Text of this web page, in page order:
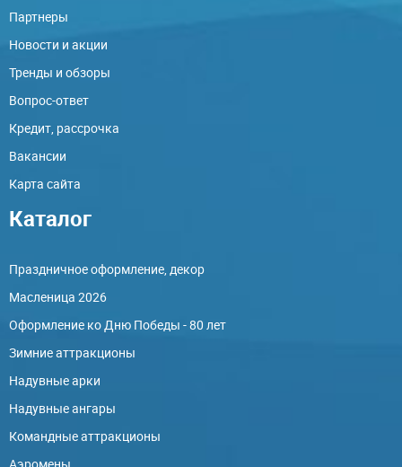
Партнеры
Новости и акции
Тренды и обзоры
Вопрос-ответ
Кредит, рассрочка
Вакансии
Карта сайта
Каталог
Праздничное оформление, декор
Масленица 2026
Оформление ко Дню Победы - 80 лет
Зимние аттракционы
Надувные арки
Надувные ангары
Командные аттракционы